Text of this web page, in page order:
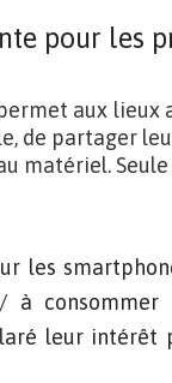
pour les
aux
de partager
matériel.
les
consommer
leur intérêt